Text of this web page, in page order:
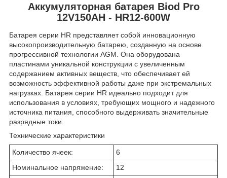
Аккумуляторная батарея Biod Pro
12V150AH - HR12-600W
Батарея серии HR представляет собой инновационную
высокопроизводительную батарею, созданную на основе
прогрессивной технологии AGM. Она оборудована
пластинами уникальной конструкции с увеличенным
содержанием активных веществ, что обеспечивает ей
возможность эффективной работы даже при экстремальных
нагрузках. Батарея серии HR идеально подходит для
использования в условиях, требующих мощного и надежного
источника питания, способного выдерживать значительные
разрядные токи.
Технические характеристики
Количество ячеек:
6
Номинальное напряжение:
12